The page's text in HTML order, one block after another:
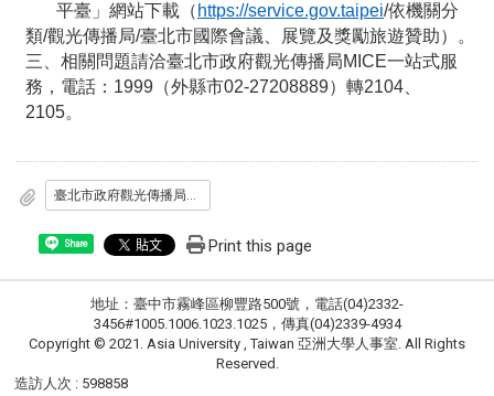
平臺」網站下載（ https://service.gov.taipei/依機關分
類/觀光傳播局/臺北市國際會議、展覽及獎勵旅遊贊助）。
三、相關問題請洽臺北市政府觀光傳播局MICE一站式服
務，電話：1999（外縣市02-27208889）轉2104、
2105。
臺北市政府觀光傳播局公文.pdf
Share Print this page
地址：臺中市霧峰區柳豐路500號，電話(04)2332-
3456#1005.1006.1023.1025，傳真(04)2339-4934
Copyright © 2021. Asia University , Taiwan 亞洲大學人事室. All Rights
Reserved.
造訪人次 : 598858